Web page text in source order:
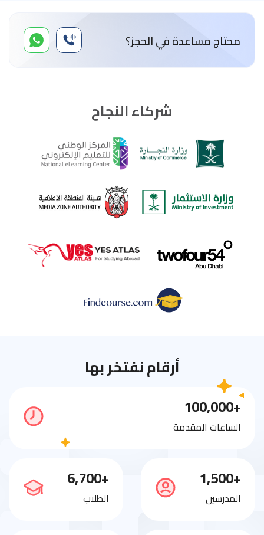
محتاج مساعدة في الحجز؟
شركاء النجاح
أرقام نفتخر بها
+100,000
الساعات المقدمة
+1,500
المدرسين
+6,700
الطلاب